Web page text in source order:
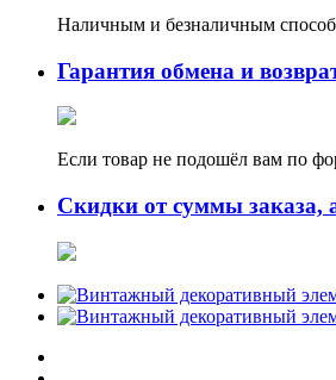
Наличным и безналичным
Гарантия обмена и
Если товар не подошёл вам по
Скидки от суммы заказа,